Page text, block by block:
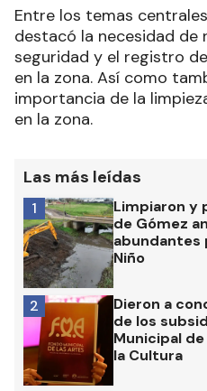
Entre los temas
destacó la necesidad de
seguridad y el registro
en la zona. Así como
importancia de la
en la zona.
Las más leídas
Limpiaron y
de Gómez
abundantes
Niño
1
Dieron a
de los
Municipal
la Cultura
2